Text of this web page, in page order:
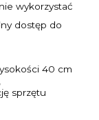
wykorzystać
dostęp do
40 cm
sprzętu